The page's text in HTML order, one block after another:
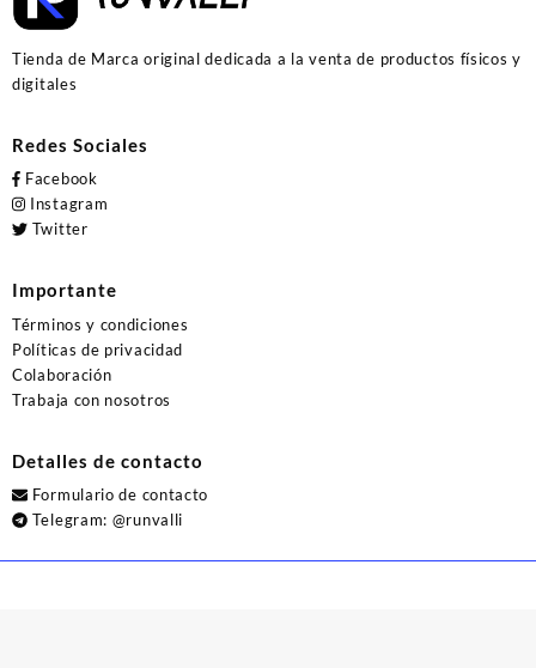
Tienda de Marca original dedicada a la venta de productos físicos y
digitales
Redes Sociales
Facebook
Instagram
Twitter
Importante
Términos y condiciones
Políticas de privacidad
Colaboración
Trabaja con nosotros
Detalles de contacto
Formulario de contacto
Telegram: @runvalli